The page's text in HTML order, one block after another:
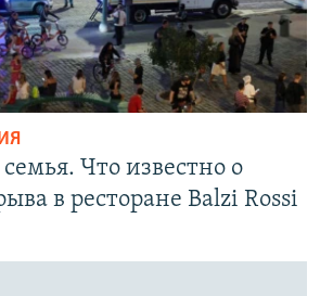
Что известно о
в ресторане Balzi Rossi